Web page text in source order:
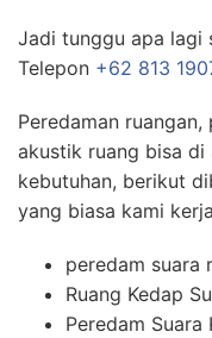
Jadi tunggu apa lagi
Telepon +62 813
Peredaman
akustik ruang bisa
kebutuhan, berikut
yang biasa kami
peredam suara
Ruang Kedap
Peredam Suara